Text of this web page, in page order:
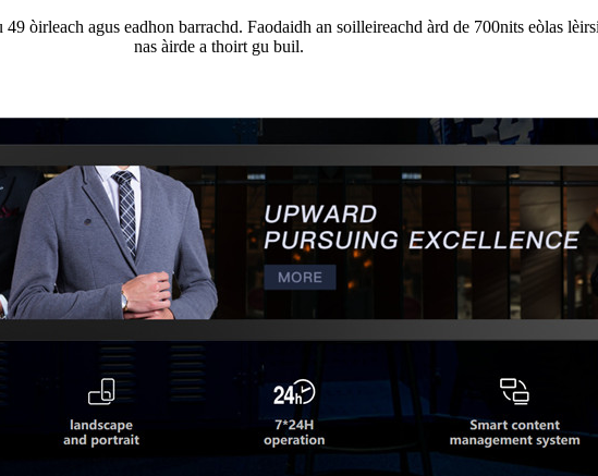
òirleach agus eadhon barrachd. Faodaidh an soilleireachd àrd de 700nits eòlas
nas àirde a thoirt gu buil.